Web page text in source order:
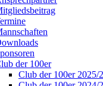
der 100er
Club der 100er 2025/